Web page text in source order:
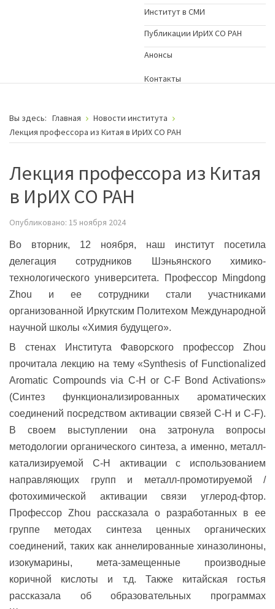
Институт в СМИ
Публикации ИрИХ СО РАН
Анонсы
Контакты
Вы здесь: Главная
Новости института
Лекция профессора из Китая в ИрИХ СО РАН
Лекция профессора из Китая
в ИрИХ СО РАН
Опубликовано: 15 ноября 2024
Во вторник, 12 ноября, наш институт посетила
делегация сотрудников Шэньянского химико-
технологического университета. Профессор Mingdong
Zhou и ее сотрудники стали участниками
организованной Иркутским Политехом Международной
научной школы «Химия будущего».
В стенах Института Фаворского профессор Zhou
прочитала лекцию на тему «Synthesis of Functionalized
Aromatic Compounds via C-H or C-F Bond Activations»
(Синтез функционализированных ароматических
соединений посредством активации связей C-H и C-F).
В своем выступлении она затронула вопросы
методологии органического синтеза, а именно, металл-
катализируемой C-H активации с использованием
направляющих групп и металл-промотируемой /
фотохимической активации связи углерод-фтор.
Профессор Zhou рассказала о разработанных в ее
группе методах синтеза ценных органических
соединений, таких как аннелированные хиназолиноны,
изокумарины, мета-замещенные производные
коричной кислоты и т.д. Также китайская гостья
рассказала об образовательных программах